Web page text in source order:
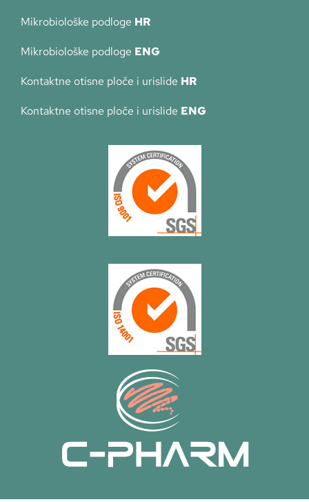
Mikrobiološke podloge HR
Mikrobiološke podloge ENG
Kontaktne otisne ploče i urislide HR
Kontaktne otisne ploče i urislide ENG